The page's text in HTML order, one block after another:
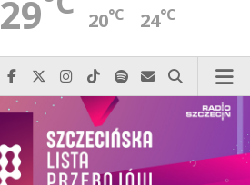
29 20°C 24°C
Najlepiej po prostu do nas zadzwoń
Odwiedź nas na Facebook-u
Odwiedź nas na X
Odwiedź nas na Instagram-ie
Odwiedź nas na TikTok-u
Szukaj nas na Spotify
Wyślij do nas
Szukaj